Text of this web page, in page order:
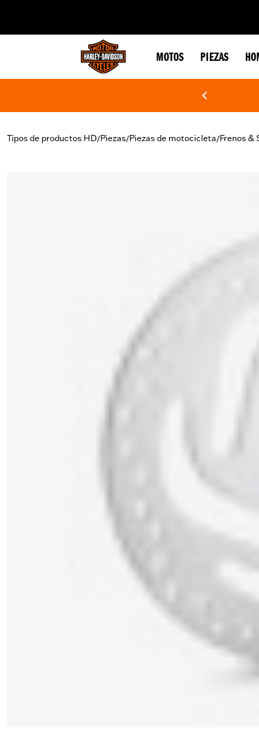
MOTOS PIEZAS
Tipos de productos HD/Piezas/Piezas de motocicleta/Frenos &